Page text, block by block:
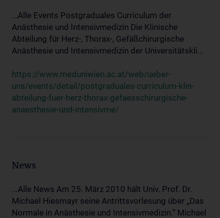
...Alle Events Postgraduales Curriculum der
Anästhesie und Intensivmedizin Die Klinische
Abteilung für Herz-, Thorax-, Gefäßchirurgische
Anästhesie und Intensivmedizin der Universitätskli...
https://www.meduniwien.ac.at/web/ueber-
uns/events/detail/postgraduales-curriculum-klin-
abteilung-fuer-herz-thorax-gefaesschirurgische-
anaesthesie-und-intensivme/
News
...Alle News Am 25. März 2010 hält Univ. Prof. Dr.
Michael Hiesmayr seine Antrittsvorlesung über „Das
Normale in Anästhesie und Intensivmedizin.“ Michael